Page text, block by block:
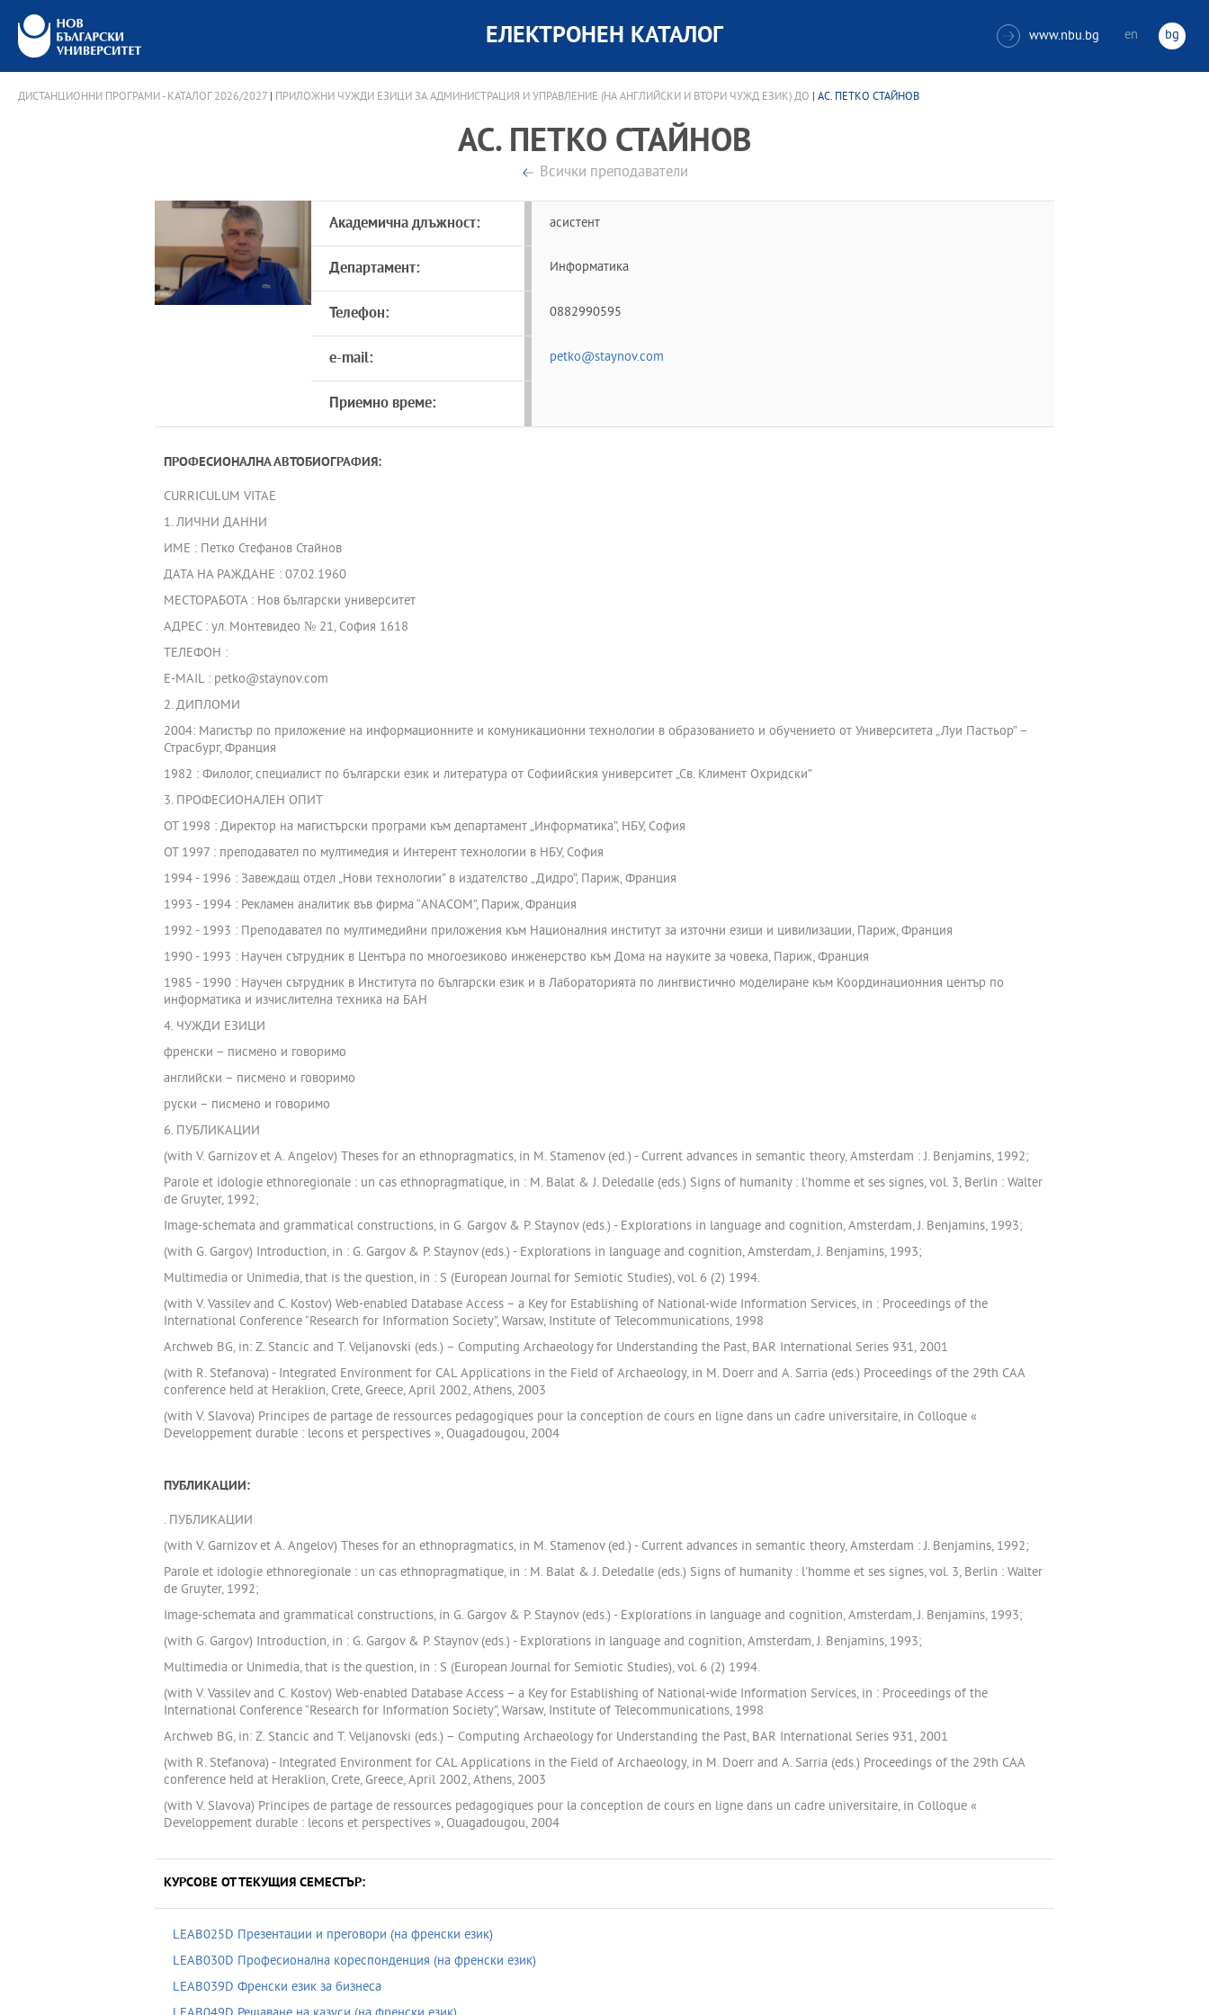
ЕЛЕКТРОНЕН КАТАЛОГ  www.nbu.bg en bg
ДИСТАНЦИОННИ ПРОГРАМИ - КАТАЛОГ 2026/2027 ПРИЛОЖНИ ЧУЖДИ ЕЗИЦИ ЗА АДМИНИСТРАЦИЯ И УПРАВЛЕНИЕ (НА АНГЛИЙСКИ И ВТОРИ ЧУЖД ЕЗИК) ДО | АС. ПЕТКО СТАЙНОВ
АС. ПЕТКО СТАЙНОВ
Всички преподаватели
Академична длъжност: асистент
Департамент: Информатика
Телефон: 0882990595
e-mail: petko@staynov.com
Приемно време:
ПРОФЕСИОНАЛНА АВТОБИОГРАФИЯ:
CURRICULUM VITAE
1. ЛИЧНИ ДАННИ
ИМЕ : Петко Стефанов Стайнов
ДАТА НА РАЖДАНЕ : 07.02.1960
МЕСТОРАБОТА : Нов български университет
АДРЕС : ул. Монтевидео № 21, София 1618
ТЕЛЕФОН :
E-MAIL : petko@staynov.com
2. ДИПЛОМИ
2004: Магистър по приложение на информационните и комуникационни технологии в образованието и обучението от Университета „Луи Пастьор” –
Страсбург, Франция
1982 : Филолог, специалист по български език и литература от Софиийския университет „Св. Климент Охридски”
3. ПРОФЕСИОНАЛЕН ОПИТ
ОТ 1998 : Директор на магистърски програми към департамент „Информатика”, НБУ, София
ОТ 1997 : преподавател по мултимедия и Интерент технологии в НБУ, София
1994 - 1996 : Завеждащ отдел „Нови технологии” в издателство „Дидро”, Париж, Франция
1993 - 1994 : Рекламен аналитик във фирма “ANACOM”, Париж, Франция
1992 - 1993 : Преподавател по мултимедийни приложения към Националния институт за източни езици и цивилизации, Париж, Франция
1990 - 1993 : Научен сътрудник в Центъра по многоезиково инженерство към Дома на науките за човека, Париж, Франция
1985 - 1990 : Научен сътрудник в Института по български език и в Лабораторията по лингвистично моделиране към Координационния център по
информатика и изчислителна техника на БАН
4. ЧУЖДИ ЕЗИЦИ
френски – писмено и говоримо
английски – писмено и говоримо
руски – писмено и говоримо
6. ПУБЛИКАЦИИ
(with V. Garnizov et A. Angelov) Theses for an ethnopragmatics, in M. Stamenov (ed.) - Current advances in semantic theory, Amsterdam : J. Benjamins, 1992;
Parole et idologie ethnoregionale : un cas ethnopragmatique, in : M. Balat & J. Deledalle (eds.) Signs of humanity : l'homme et ses signes, vol. 3, Berlin : Walter
de Gruyter, 1992;
Image-schemata and grammatical constructions, in G. Gargov & P. Staynov (eds.) - Explorations in language and cognition, Amsterdam, J. Benjamins, 1993;
(with G. Gargov) Introduction, in : G. Gargov & P. Staynov (eds.) - Explorations in language and cognition, Amsterdam, J. Benjamins, 1993;
Multimedia or Unimedia, that is the question, in : S (European Journal for Semiotic Studies), vol. 6 (2) 1994.
(with V. Vassilev and C. Kostov) Web-enabled Database Access – a Key for Establishing of National-wide Information Services, in : Proceedings of the
International Conference “Research for Information Society”, Warsaw, Institute of Telecommunications, 1998
Archweb BG, in: Z. Stancic and T. Veljanovski (eds.) – Computing Archaeology for Understanding the Past, BAR International Series 931, 2001
(with R. Stefanova) - Integrated Environment for CAL Applications in the Field of Archaeology, in M. Doerr and A. Sarria (eds.) Proceedings of the 29th CAA
conference held at Heraklion, Crete, Greece, April 2002, Athens, 2003
(with V. Slavova) Principes de partage de ressources pedagogiques pour la conception de cours en ligne dans un cadre universitaire, in Colloque «
Developpement durable : lecons et perspectives », Ouagadougou, 2004
ПУБЛИКАЦИИ:
. ПУБЛИКАЦИИ
(with V. Garnizov et A. Angelov) Theses for an ethnopragmatics, in M. Stamenov (ed.) - Current advances in semantic theory, Amsterdam : J. Benjamins, 1992;
Parole et idologie ethnoregionale : un cas ethnopragmatique, in : M. Balat & J. Deledalle (eds.) Signs of humanity : l'homme et ses signes, vol. 3, Berlin : Walter
de Gruyter, 1992;
Image-schemata and grammatical constructions, in G. Gargov & P. Staynov (eds.) - Explorations in language and cognition, Amsterdam, J. Benjamins, 1993;
(with G. Gargov) Introduction, in : G. Gargov & P. Staynov (eds.) - Explorations in language and cognition, Amsterdam, J. Benjamins, 1993;
Multimedia or Unimedia, that is the question, in : S (European Journal for Semiotic Studies), vol. 6 (2) 1994.
(with V. Vassilev and C. Kostov) Web-enabled Database Access – a Key for Establishing of National-wide Information Services, in : Proceedings of the
International Conference “Research for Information Society”, Warsaw, Institute of Telecommunications, 1998
Archweb BG, in: Z. Stancic and T. Veljanovski (eds.) – Computing Archaeology for Understanding the Past, BAR International Series 931, 2001
(with R. Stefanova) - Integrated Environment for CAL Applications in the Field of Archaeology, in M. Doerr and A. Sarria (eds.) Proceedings of the 29th CAA
conference held at Heraklion, Crete, Greece, April 2002, Athens, 2003
(with V. Slavova) Principes de partage de ressources pedagogiques pour la conception de cours en ligne dans un cadre universitaire, in Colloque «
Developpement durable : lecons et perspectives », Ouagadougou, 2004
КУРСОВЕ ОТ ТЕКУЩИЯ СЕМЕСТЪР:
LEAB025D Презентации и преговори (на френски език)
LEAB030D Професионална кореспонденция (на френски език)
LEAB039D Френски език за бизнеса